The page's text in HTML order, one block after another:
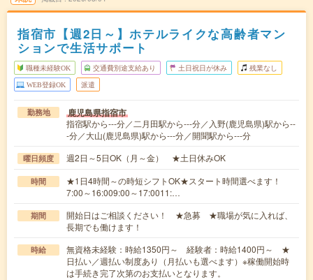
指宿市【週2日～】ホテルライクな高齢者マン
ションで生活サポート
職種未経験OK 交通費別途支給あり 土日祝日が休み 残業なし
WEB登録OK 派遣
勤務地 鹿児島県指宿市
指宿駅から---分／二月田駅から---分／入野(鹿児島県)駅から--
-分／大山(鹿児島県)駅から---分／開聞駅から---分
曜日頻度 週2日～5日OK（月～金） ★土日休みOK
時間
★1日4時間～の時短シフトOK★スタート時間選べます！
7:00～16:009:00～17:0011:…
期間
開始日はご相談ください！ ★急募 ★職場が気に入れば、
長期でも働けます！
時給
無資格未経験：時給1350円～ 経験者：時給1400円～ ★
日払い／週払い制度あり（月払いも選べます）※稼働開始時
は手続き完了次第のお支払いとなります。